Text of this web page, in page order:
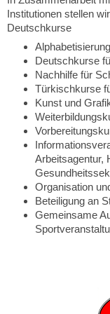
Institutionen stellen
Deutschkurse
Deutschkurse
Nachhilfe für
Türkischkurse
Kunst und
Arbeitsagentur,
Organisation
Beteiligung an
Gemeinsame